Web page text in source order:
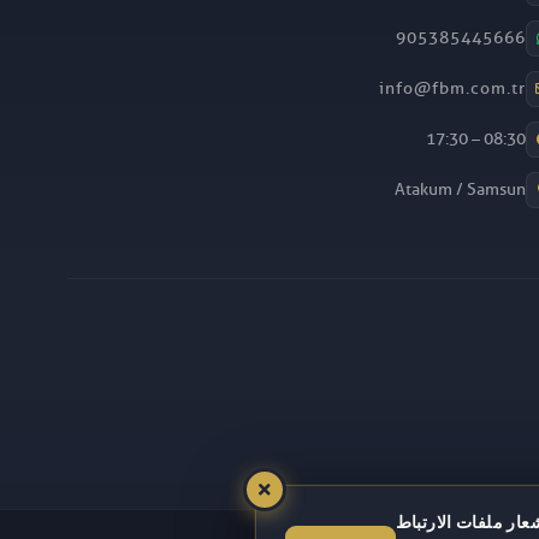
905385445666
info@fbm.com.tr
08:30 – 17:30
Atakum / Samsun
ملفات الارتباط